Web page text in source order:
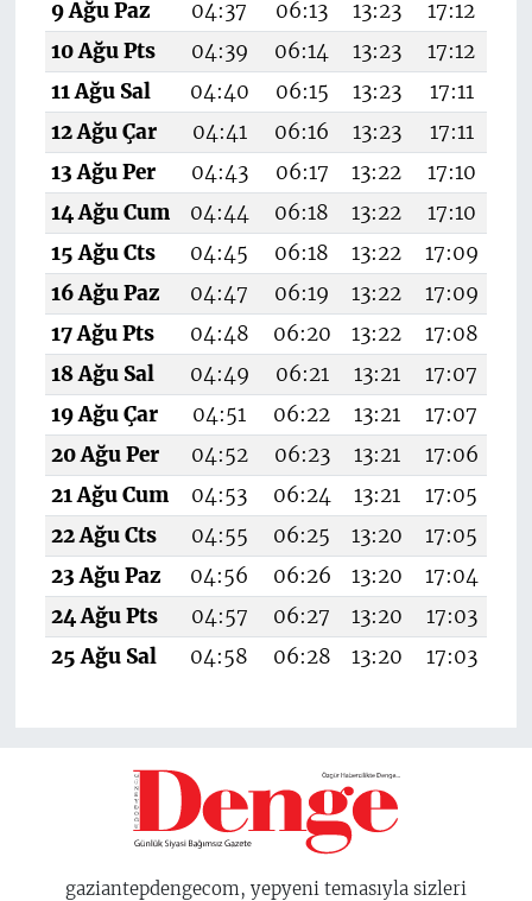
9 Ağu Paz
04:37 06:13 13:23 17:12
10 Ağu Pts
04:39 06:14 13:23 17:12
11 Ağu Sal
04:40 06:15 13:23 17:11
12 Ağu Çar
04:41 06:16 13:23 17:11
13 Ağu Per
04:43 06:17 13:22 17:10
14 Ağu Cum
04:44 06:18 13:22 17:10
15 Ağu Cts
04:45 06:18 13:22 17:09
16 Ağu Paz
04:47 06:19 13:22 17:09
17 Ağu Pts
04:48 06:20 13:22 17:08
18 Ağu Sal
04:49 06:21 13:21 17:07
19 Ağu Çar
04:51 06:22 13:21 17:07
20 Ağu Per
04:52 06:23 13:21 17:06
21 Ağu Cum
04:53 06:24 13:21 17:05
22 Ağu Cts
04:55 06:25 13:20 17:05
23 Ağu Paz
04:56 06:26 13:20 17:04
24 Ağu Pts
04:57 06:27 13:20 17:03
25 Ağu Sal
04:58 06:28 13:20 17:03
gaziantepdengecom, yepyeni temasıyla sizleri